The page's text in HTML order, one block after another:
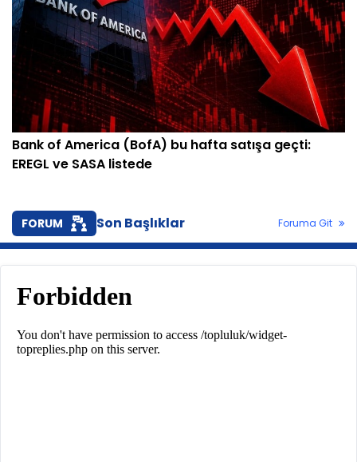
Bank of America (BofA) bu hafta satışa geçti:
EREGL ve SASA listede
FORUM Son Başlıklar Foruma Git